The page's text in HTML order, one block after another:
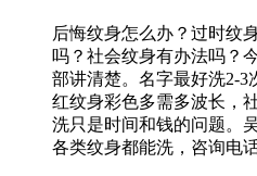
后悔纹身怎么办？过时纹
吗？社会纹身有办法吗？
部讲清楚。名字最好洗2-3
红纹身彩色多需多波长，
洗只是时间和钱的问题。
各类纹身都能洗，咨询电话